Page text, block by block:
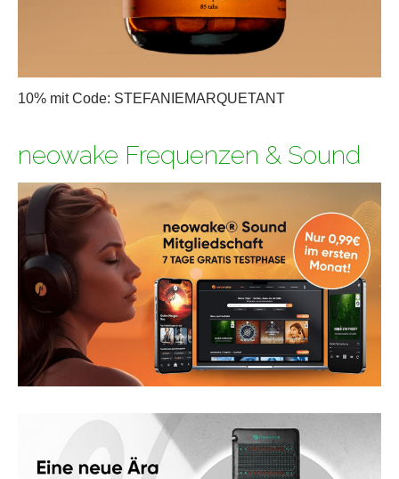
10% mit Code: STEFANIEMARQUETANT
neowake Frequenzen & Sound